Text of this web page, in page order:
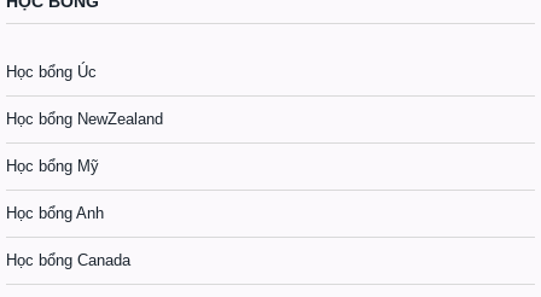
Học bổng Úc
Học bổng NewZealand
Học bổng Mỹ
Học bổng Anh
Học bổng Canada